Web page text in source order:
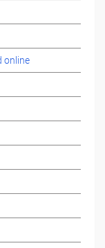
online